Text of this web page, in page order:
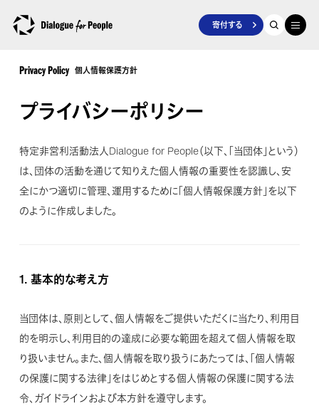
寄付する
Privacy Policy 個人情報保護方針
プライバシーポリシー
特定非営利活動法人Dialogue for People（以下、「当団体」という）
は、団体の活動を通じて知りえた個人情報の重要性を認識し、安
全にかつ適切に管理、運用するために「個人情報保護方針」を以下
のように作成しました。
1. 基本的な考え方
当団体は、原則として、個人情報をご提供いただくに当たり、利用目
的を明示し、利用目的の達成に必要な範囲を超えて個人情報を取
り扱いません。また、個人情報を取り扱うにあたっては、「個人情報
の保護に関する法律」をはじめとする個人情報の保護に関する法
令、ガイドラインおよび本方針を遵守します。